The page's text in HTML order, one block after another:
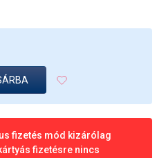
fizetés mód kizárólag
fizetésre nincs